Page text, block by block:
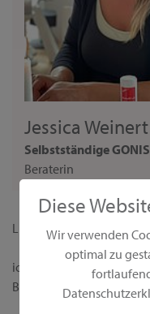
Diese
Wir verwenden
optimal zu
Jessica Weinert
Selbstständige
Beraterin
Liebe Interessentin,
ich begrüße dich ganz
Beraterseite!